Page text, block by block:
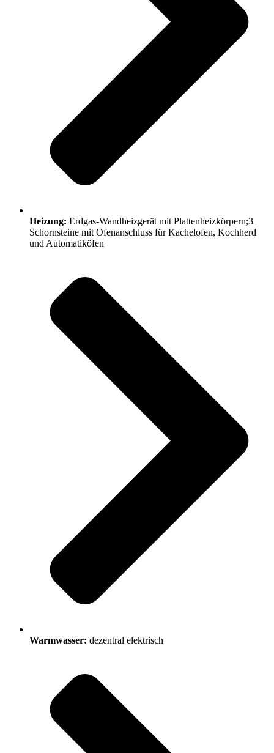
Heizung: Erdgas-Wandheizgerät mit Plattenheizkörpern;3
Schornsteine mit Ofenanschluss für Kachelofen, Kochherd
und Automatiköfen
Warmwasser: dezentral elektrisch